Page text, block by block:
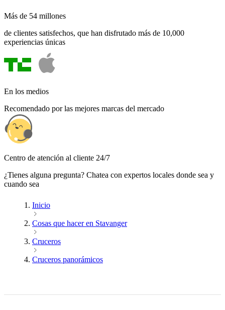
Más de 54 millones
de clientes satisfechos, que han disfrutado más de 10,000
experiencias únicas
En los medios
Recomendado por las mejores marcas del mercado
Centro de atención al cliente 24/7
¿Tienes alguna pregunta? Chatea con expertos locales donde sea y
cuando sea
Inicio
Cosas que hacer en Stavanger
Cruceros
Cruceros panorámicos